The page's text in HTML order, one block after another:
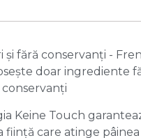
și fără conservanți -
doar ingrediente
conservanți
Keine Touch
ființă care atinge pâinea